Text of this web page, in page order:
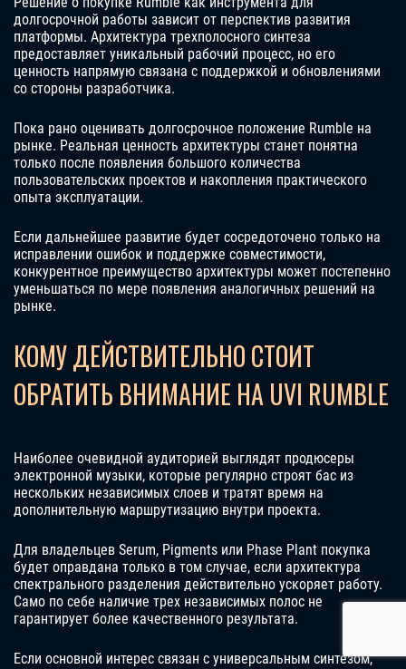
долгосрочной работы зависит от перспектив развития
платформы. Архитектура трехполосного синтеза
предоставляет уникальный рабочий процесс, но его
ценность напрямую связана с поддержкой и обновлениями
со стороны разработчика.
Пока рано оценивать долгосрочное положение Rumble на
рынке. Реальная ценность архитектуры станет понятна
только после появления большого количества
пользовательских проектов и накопления практического
опыта эксплуатации.
Если дальнейшее развитие будет сосредоточено только на
исправлении ошибок и поддержке совместимости,
конкурентное преимущество архитектуры может постепенно
уменьшаться по мере появления аналогичных решений на
рынке.
КОМУ ДЕЙСТВИТЕЛЬНО СТОИТ
ОБРАТИТЬ ВНИМАНИЕ НА UVI RUMBLE
Наиболее очевидной аудиторией выглядят продюсеры
электронной музыки, которые регулярно строят бас из
нескольких независимых слоев и тратят время на
дополнительную маршрутизацию внутри проекта.
Для владельцев Serum, Pigments или Phase Plant покупка
будет оправдана только в том случае, если архитектура
спектрального разделения действительно ускоряет работу.
Само по себе наличие трех независимых полос не
гарантирует более качественного результата.
Если основной интерес связан с универсальным синтезом,